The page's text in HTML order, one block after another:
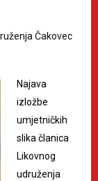
Čakovec
Najava
izložbe
umjetničkih
slika članica
Likovnog
udruženja